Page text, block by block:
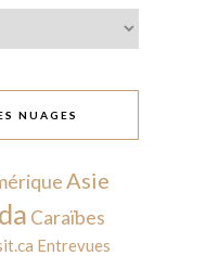
NUAGES
Asie
Caraïbes
Entrevues